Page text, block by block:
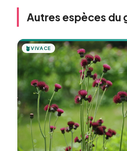
Autres espèces du
🪴VIVACE